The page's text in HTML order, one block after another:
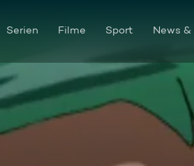
Serien Filme Sport News &